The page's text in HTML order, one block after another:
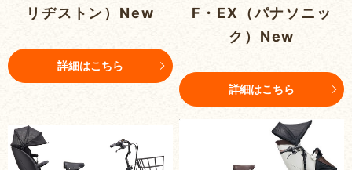
リヂストン）New
詳細はこちら
F・EX（パナソニッ
ク）New
詳細はこちら